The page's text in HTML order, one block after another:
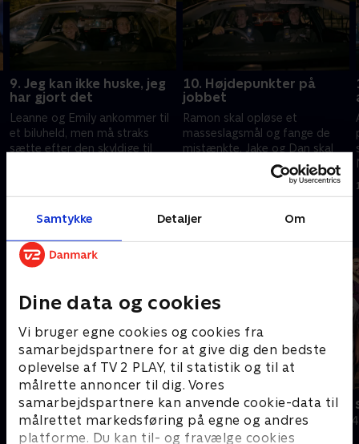
Samtykke Detaljer Om
Dine data og cookies
Vi bruger egne cookies og cookies fra
samarbejdspartnere for at give dig den bedste
oplevelse af TV 2 PLAY, til statistik og til at
målrette annoncer til dig. Vores
samarbejdspartnere kan anvende cookie-data til
målrettet markedsføring på egne og andres
platforme. Du kan til- og fravælge cookies
9. Jeg kan ikke huske, jeg
har gjort det
Leanne og Emily ankommer til
et biluheld, men må straks
sætte efter den skyldige til
10. Højdepunkter på
jobbet
Ramon skal opløse et
masseslagsmål og fange de
mistænkte. Jake og Dan skal
hente et par eventyrlystne ned
9. oktober 2025 • 46 min
Andre så også
Politiet tæt på
Dokumentar • 3 sæsoner
24 timer på
Dokumentar •